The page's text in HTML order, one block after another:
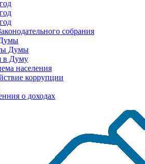
собрания
Думы
в Думу
населения
коррупции
о доходах